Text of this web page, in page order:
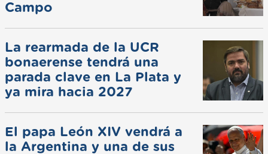
Campo
La rearmada de la UCR
bonaerense tendrá una
parada clave en La Plata y
ya mira hacia 2027
El papa León XIV vendrá a
la Argentina y una de sus